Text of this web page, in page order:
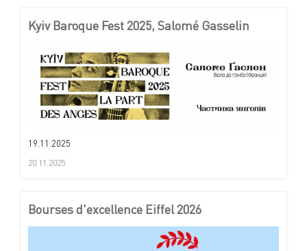
Kyiv Baroque Fest 2025, Salomé Gasselin
19.11.2025
20.11.2025
Bourses d'excellence Eiffel 2026